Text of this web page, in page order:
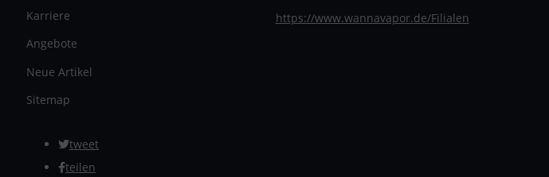
Karriere
Angebote
Neue Artikel
Sitemap
https://www.wannavapor.de/Filialen
tweet
teilen